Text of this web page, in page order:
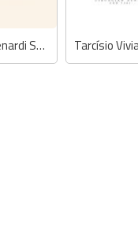
Sarah Denardi Scheffer - Dentista